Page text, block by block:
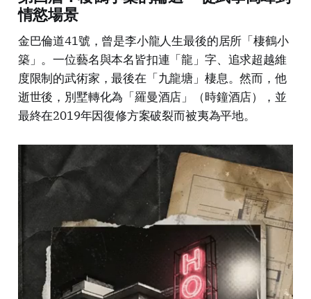
情慾場景
金巴倫道41號，曾是李小龍人生最後的居所「棲鶴小
築」。一位藝名與本名皆扣連「龍」字、追求超越維
度限制的武術家，最後在「九龍塘」棲息。然而，他
逝世後，別墅轉化為「羅曼酒店」（時鐘酒店），並
最終在2019年因復修方案破裂而被夷為平地。